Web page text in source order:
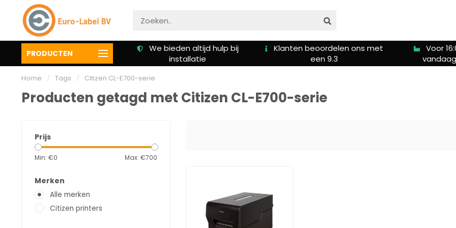
PRODUCTEN
We bieden altijd hulp bij
Klanten beoordelen ons met
Voor 16:00u besteld
vandaag verzonden
Home / Tags / Citizen CL-E700-serie
Producten getagd met Citizen CL-E700-serie
Prijs
Min: €0 Max: €700
Merken
Alle merken
Citizen printers